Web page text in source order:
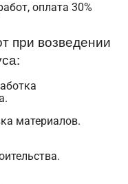
оплата 30%
при возведении
материалов.